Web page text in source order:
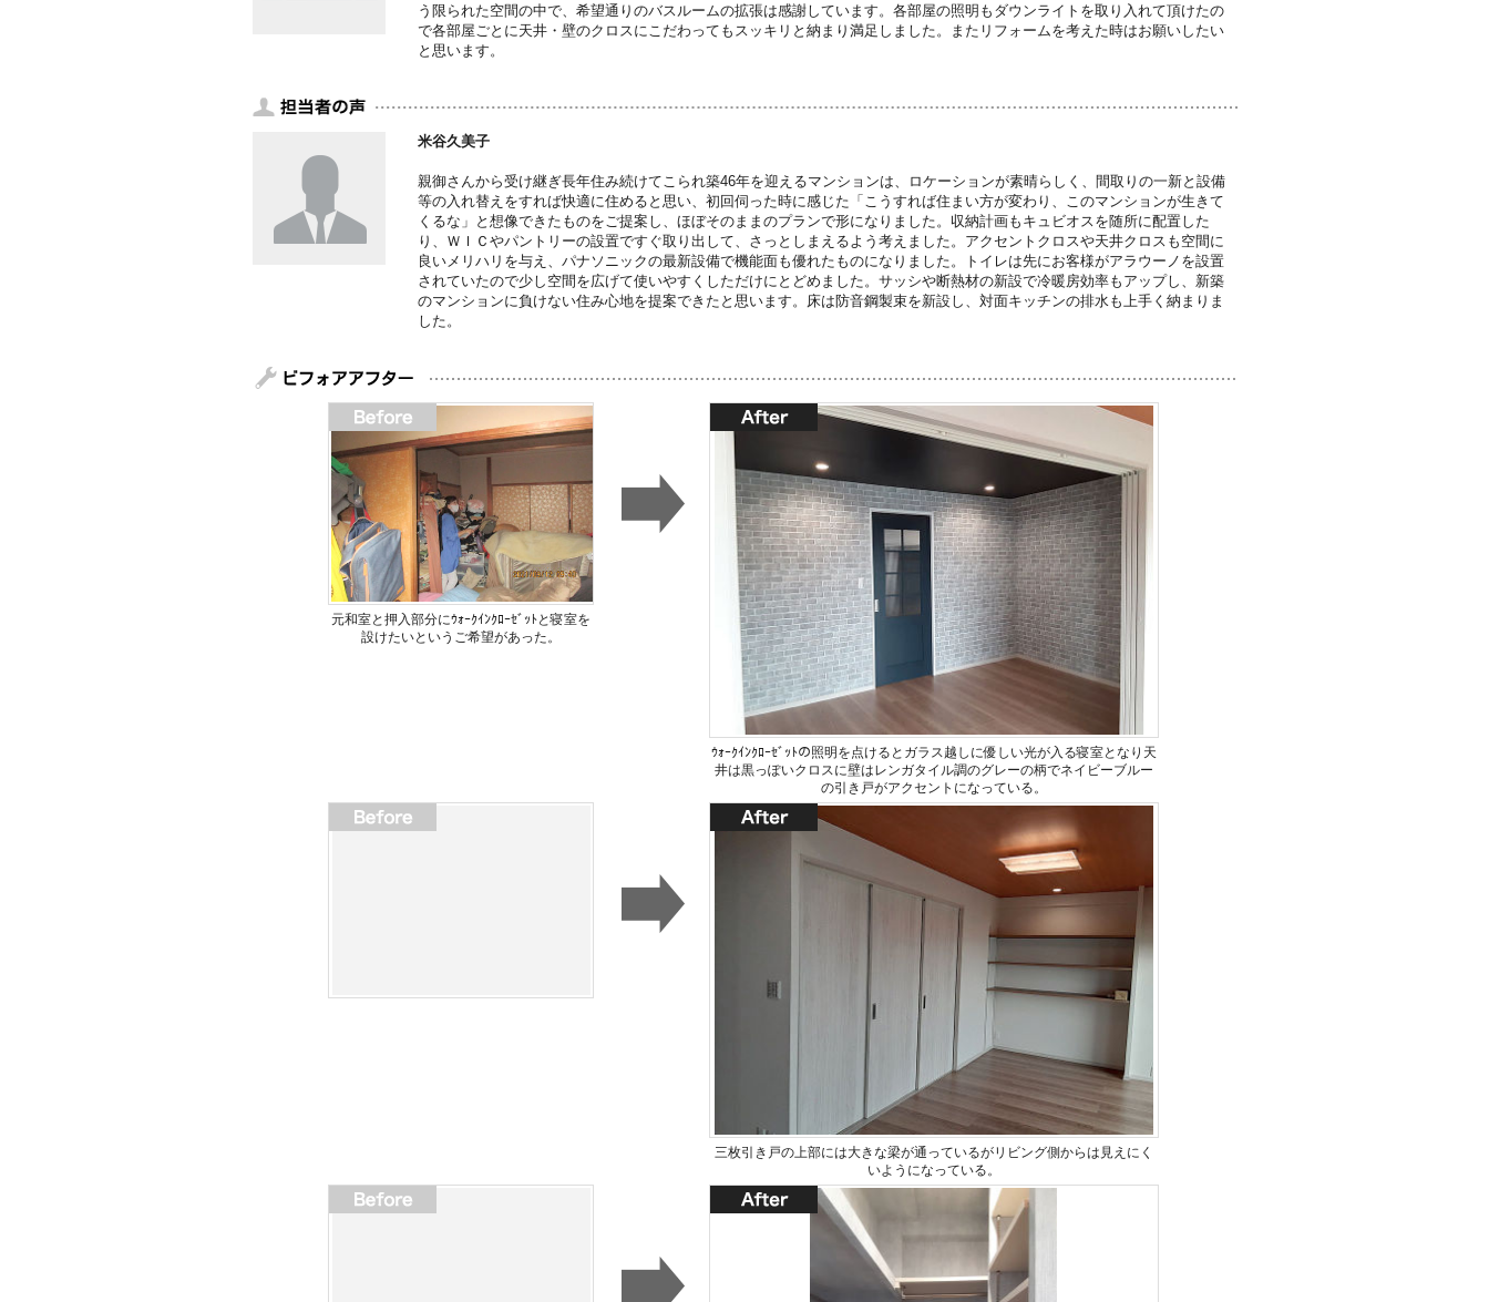
う限られた空間の中で、希望通りのバスルームの拡張は感謝しています。各部屋の照明もダウンライトを取り入れて頂けたの
で各部屋ごとに天井・壁のクロスにこだわってもスッキリと納まり満足しました。またリフォームを考えた時はお願いしたい
と思います。
米谷久美子
親御さんから受け継ぎ長年住み続けてこられ築46年を迎えるマンションは、ロケーションが素晴らしく、間取りの一新と設備
等の入れ替えをすれば快適に住めると思い、初回伺った時に感じた「こうすれば住まい方が変わり、このマンションが生きて
くるな」と想像できたものをご提案し、ほぼそのままのプランで形になりました。収納計画もキュビオスを随所に配置した
り、ＷＩＣやパントリーの設置ですぐ取り出して、さっとしまえるよう考えました。アクセントクロスや天井クロスも空間に
良いメリハリを与え、パナソニックの最新設備で機能面も優れたものになりました。トイレは先にお客様がアラウーノを設置
されていたので少し空間を広げて使いやすくしただけにとどめました。サッシや断熱材の新設で冷暖房効率もアップし、新築
のマンションに負けない住み心地を提案できたと思います。床は防音鋼製束を新設し、対面キッチンの排水も上手く納まりま
した。
元和室と押入部分にｳｫｰｸｲﾝｸﾛｰｾﾞｯﾄと寝室を
設けたいというご希望があった。
ｳｫｰｸｲﾝｸﾛｰｾﾞｯﾄの照明を点けるとガラス越しに優しい光が入る寝室となり天
井は黒っぽいクロスに壁はレンガタイル調のグレーの柄でネイビーブルー
の引き戸がアクセントになっている。
三枚引き戸の上部には大きな梁が通っているがリビング側からは見えにく
いようになっている。